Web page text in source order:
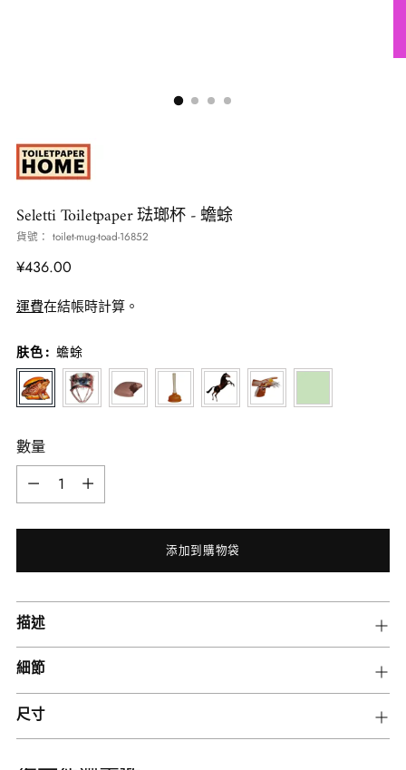
Seletti Toiletpaper 琺瑯杯- 蟾蜍
貨號： toilet-mug-toad-16852
正
價
¥436.00
運費在結帳時計算。
肤色 : 蟾蜍
數量
量
添加到購物袋
將
產
品
添
加
到
您
描述
細節
尺寸